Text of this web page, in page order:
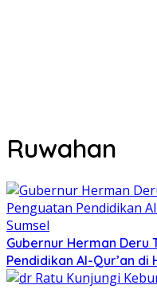
Ruwahan
Gubernur Herman Deru
Pendidikan Al-Qur’an di